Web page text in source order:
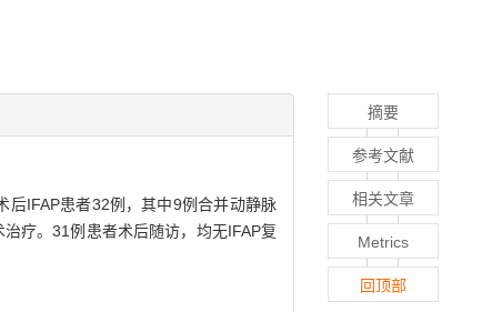
后IFAP患者32例，其中9例合并动静脉
疗。31例患者术后随访，均无IFAP复
摘要
参考文献
相关文章
Metrics
回顶部